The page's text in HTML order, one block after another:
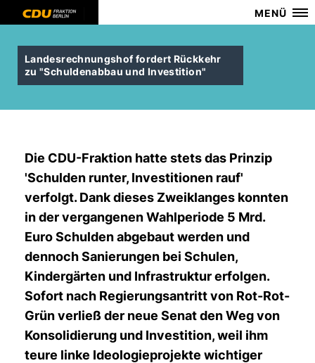
MENÜ
Landesrechnungshof fordert Rückkehr
zu "Schuldenabbau und Investition"
Die CDU-Fraktion hatte stets das Prinzip
'Schulden runter, Investitionen rauf'
verfolgt. Dank dieses Zweiklanges konnten
in der vergangenen Wahlperiode 5 Mrd.
Euro Schulden abgebaut werden und
dennoch Sanierungen bei Schulen,
Kindergärten und Infrastruktur erfolgen.
Sofort nach Regierungsantritt von Rot-Rot-
Grün verließ der neue Senat den Weg von
Konsolidierung und Investition, weil ihm
teure linke Ideologieprojekte wichtiger